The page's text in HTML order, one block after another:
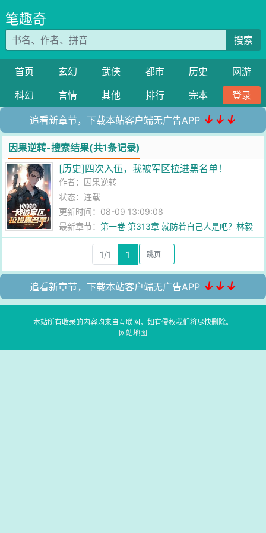
笔趣奇
搜索
首页 玄幻 武侠 都市 历史
网游
科幻
言情 其他 排行 完本 登录
追看新章节，下载本站客户端无广告APP ↓↓↓
因果逆转-搜索结果(共1条记录)
[历史]四次入伍，我被军区拉进黑名单！
作者： 因果逆转
状态：连载
更新时间：08-09 13:09:08
最新章节：第一卷 第313章 就防着自己人是吧？林毅
不当人子！
1/1
1
追看新章节，下载本站客户端无广告APP ↓↓↓
本站所有收录的内容均来自互联网，如有侵权我们将尽快删除。
网站地图